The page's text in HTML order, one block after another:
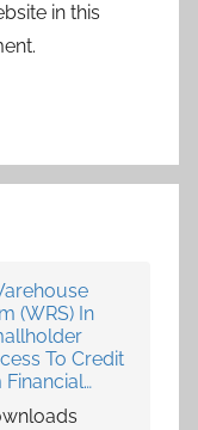
in this
(WRS) In
To Credit
Financial